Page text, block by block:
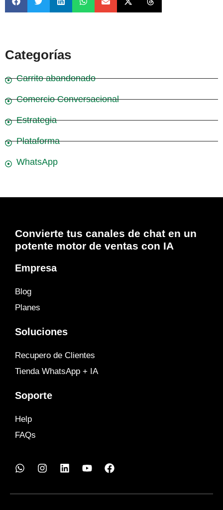
Categorías
Carrito abandonado
Comercio Conversacional
Estrategia
Plataforma
WhatsApp
Convierte tus canales de chat en un
potente motor de ventas con IA
Empresa
Blog
Planes
Soluciones
Recupero de Clientes
Tienda WhatsApp + IA
Soporte
Help
FAQs